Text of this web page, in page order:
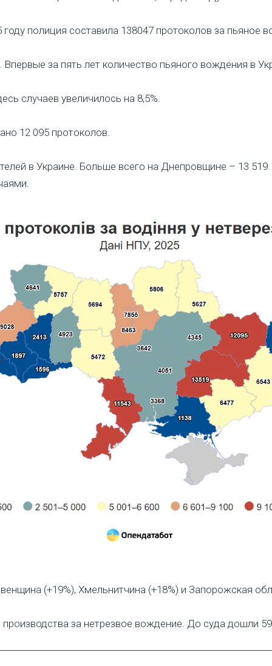
полиция составила 138047 протоколов за пьяное
за пять лет количество пьяного вождения в
случаев увеличилось на 8,5%.
12 095 протоколов.
в Украине. Больше всего на Днепровщине – 13 519.
(+19%), Хмельнитчина (+18%) и Запорожская
за нетрезвое вождение. До суда дошли